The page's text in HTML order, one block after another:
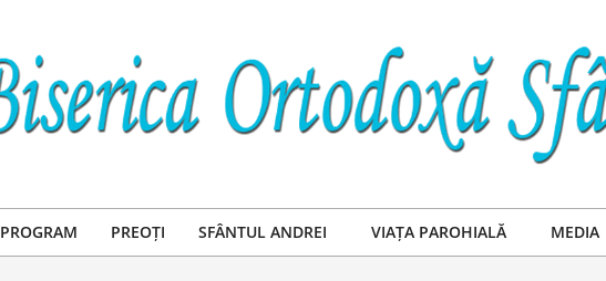
Primary
PROGRAM PREOȚI SFÂNTUL ANDREI VIAȚA PAROHIALĂ MEDIA